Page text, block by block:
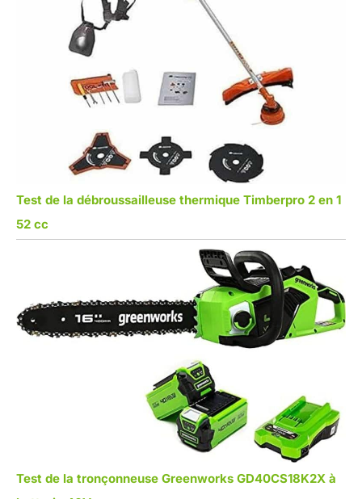
Test de la débroussailleuse thermique Timberpro 2 en 1
52 cc
Test de la tronçonneuse Greenworks GD40CS18K2X à